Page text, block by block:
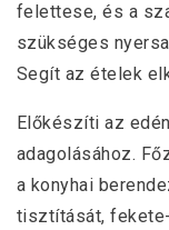
felettese, és a
szükséges
Segít az ételek
Előkészíti az
adagolásához.
a konyhai
tisztítását,